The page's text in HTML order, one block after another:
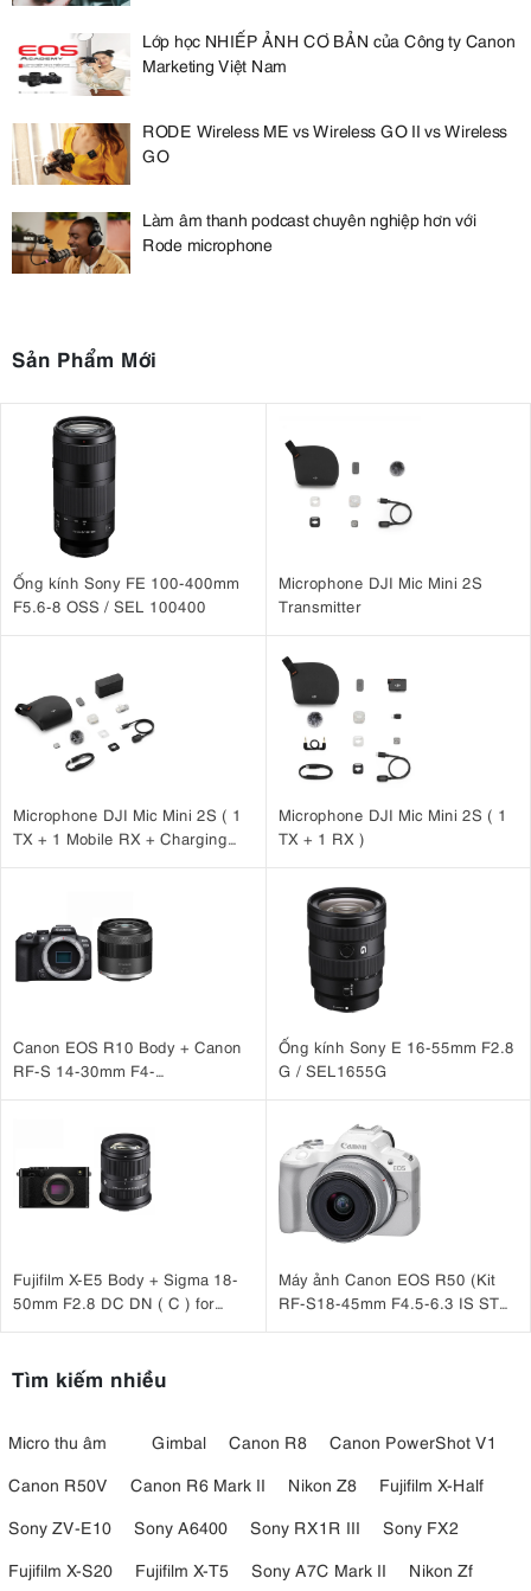
Lớp học NHIẾP ẢNH CƠ BẢN của Công ty Canon
Marketing Việt Nam
RODE Wireless ME vs Wireless GO II vs Wireless
GO
Làm âm thanh podcast chuyên nghiệp hơn với
Rode microphone
Sản Phẩm Mới
Ống kính Sony FE 100-400mm
F5.6-8 OSS / SEL 100400
Microphone DJI Mic Mini 2S
Transmitter
Microphone DJI Mic Mini 2S ( 1
TX + 1 Mobile RX + Charging
Microphone DJI Mic Mini 2S ( 1
TX + 1 RX )
Canon EOS R10 Body + Canon
RF-S 14-30mm F4-
Ống kính Sony E 16-55mm F2.8
G / SEL1655G
Fujifilm X-E5 Body + Sigma 18-
50mm F2.8 DC DN ( C ) for
Máy ảnh Canon EOS R50 (Kit
RF-S18-45mm F4.5-6.3 IS STM
Tìm kiếm nhiều
Micro thu âm Gimbal Canon R8
Canon PowerShot V1
Canon R50V
Canon R6 Mark II Nikon Z8
Fujifilm X-Half
Sony ZV-E10
Sony A6400 Sony RX1R III
Sony FX2
Fujifilm X-S20
Fujifilm X-T5 Sony A7C Mark II
Nikon Zf